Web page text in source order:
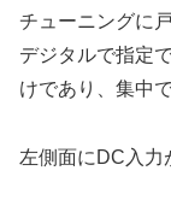
チューニングに
デジタルで指定
けであり、集中で
左側面にDC入力